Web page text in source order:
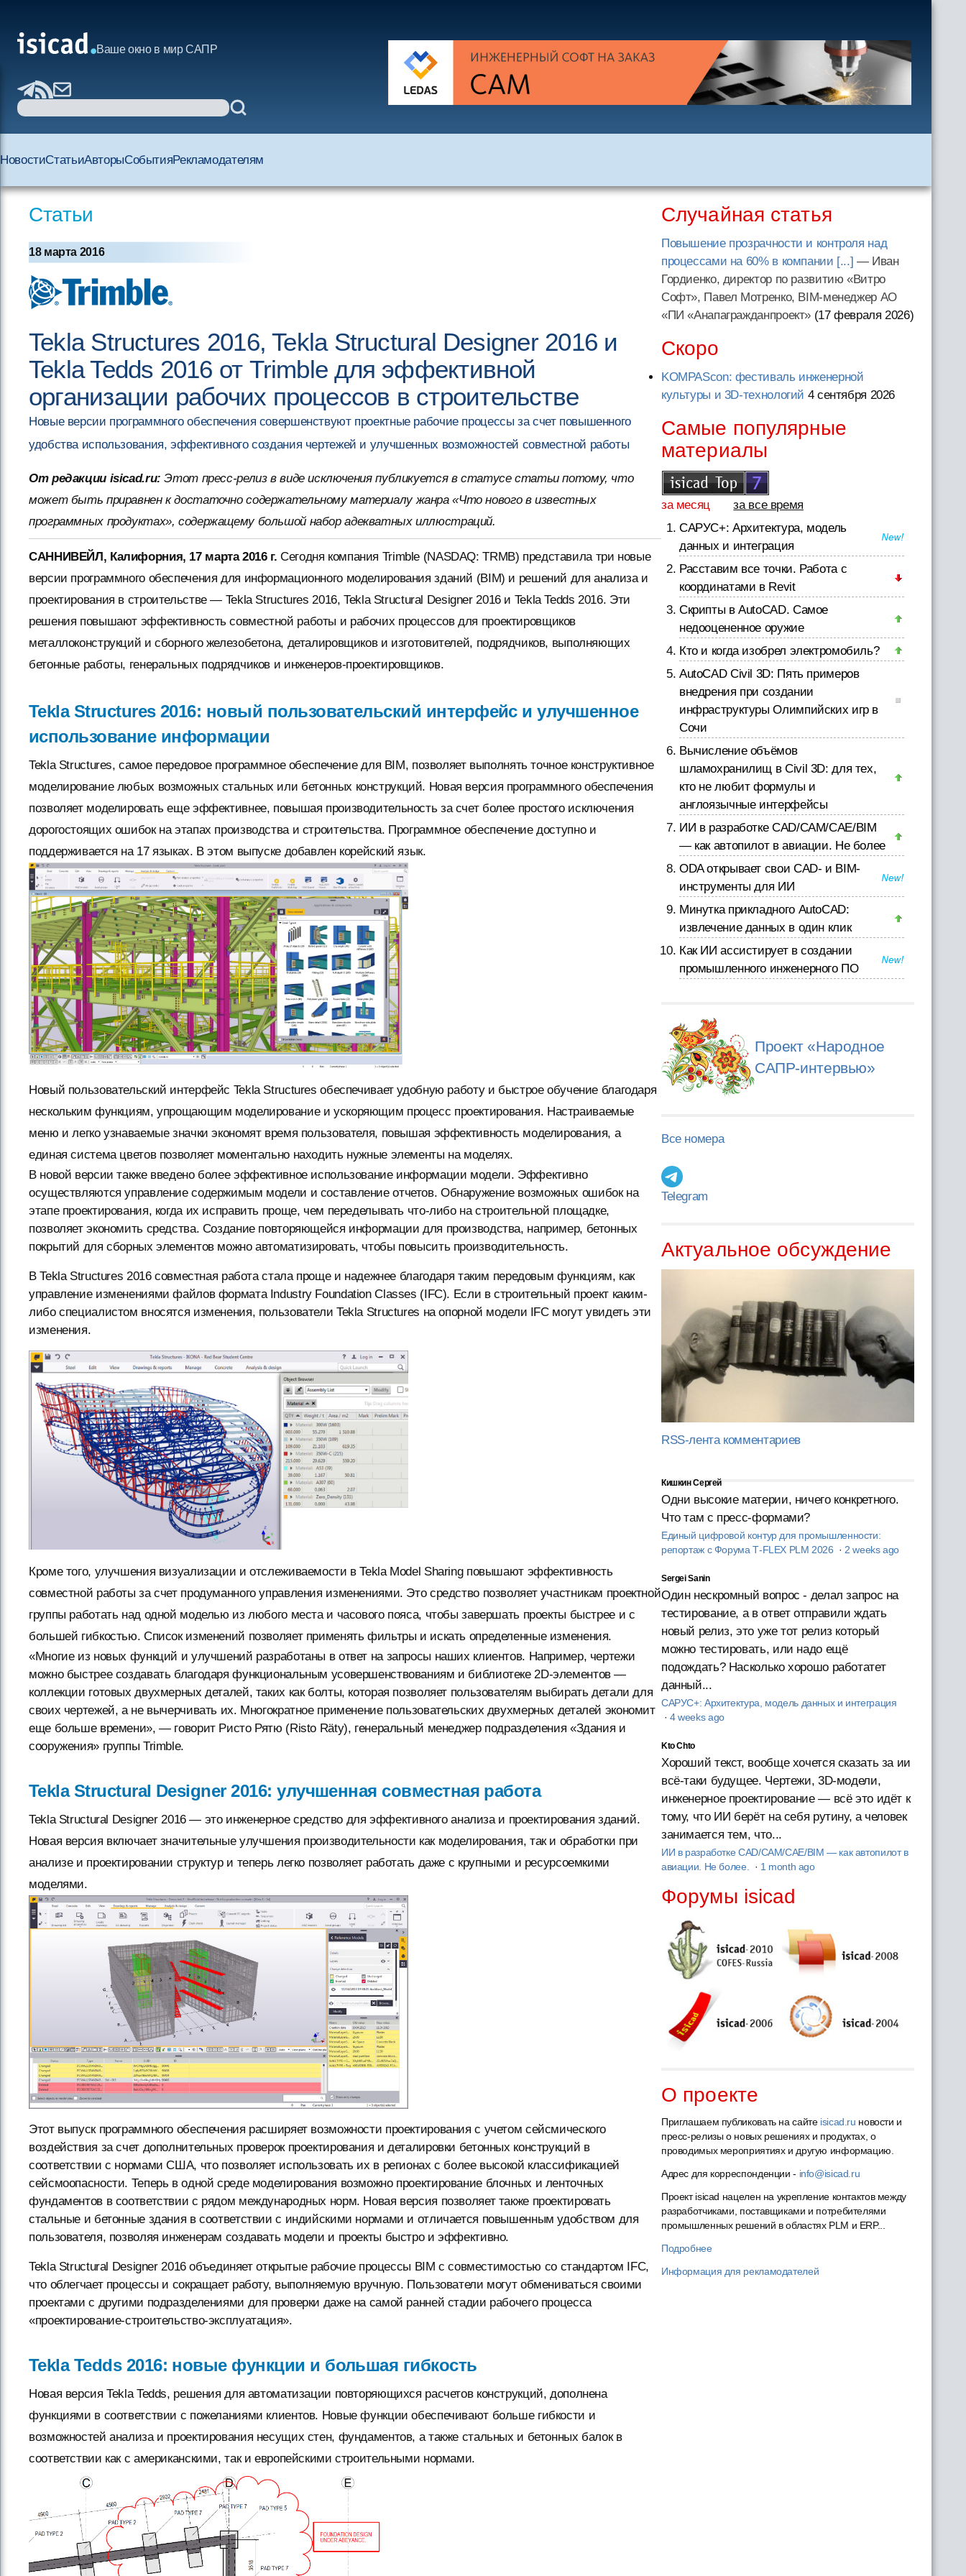
Ваше окно в мир САПР
НовостиСтатьиАвторыСобытияРекламодателям
Статьи
18 марта 2016
Tekla Structures 2016, Tekla Structural Designer 2016 и
Tekla Tedds 2016 от Trimble для эффективной
организации рабочих процессов в строительстве
Новые версии программного обеспечения совершенствуют проектные рабочие процессы за счет повышенного
удобства использования, эффективного создания чертежей и улучшенных возможностей совместной работы
От редакции isicad.ru: Этот пресс-релиз в виде исключения публикуется в статусе статьи потому, что
может быть приравнен к достаточно содержательному материалу жанра «Что нового в известных
программных продуктах», содержащему большой набор адекватных иллюстраций.
САННИВЕЙЛ, Калифорния, 17 марта 2016 г. Сегодня компания Trimble (NASDAQ: TRMB) представила три новые
версии программного обеспечения для информационного моделирования зданий (BIM) и решений для анализа и
проектирования в строительстве — Tekla Structures 2016, Tekla Structural Designer 2016 и Tekla Tedds 2016. Эти
решения повышают эффективность совместной работы и рабочих процессов для проектировщиков
металлоконструкций и сборного железобетона, деталировщиков и изготовителей, подрядчиков, выполняющих
бетонные работы, генеральных подрядчиков и инженеров-проектировщиков.
Tekla Structures 2016: новый пользовательский интерфейс и улучшенное
использование информации
Tekla Structures, самое передовое программное обеспечение для BIM, позволяет выполнять точное конструктивное
моделирование любых возможных стальных или бетонных конструкций. Новая версия программного обеспечения
позволяет моделировать еще эффективнее, повышая производительность за счет более простого исключения
дорогостоящих ошибок на этапах производства и строительства. Программное обеспечение доступно и
поддерживается на 17 языках. В этом выпуске добавлен корейский язык.
Новый пользовательский интерфейс Tekla Structures обеспечивает удобную работу и быстрое обучение благодаря
нескольким функциям, упрощающим моделирование и ускоряющим процесс проектирования. Настраиваемые
меню и легко узнаваемые значки экономят время пользователя, повышая эффективность моделирования, а
единая система цветов позволяет моментально находить нужные элементы на моделях.
В новой версии также введено более эффективное использование информации модели. Эффективно
осуществляются управление содержимым модели и составление отчетов. Обнаружение возможных ошибок на
этапе проектирования, когда их исправить проще, чем переделывать что-либо на строительной площадке,
позволяет экономить средства. Создание повторяющейся информации для производства, например, бетонных
покрытий для сборных элементов можно автоматизировать, чтобы повысить производительность.
В Tekla Structures 2016 совместная работа стала проще и надежнее благодаря таким передовым функциям, как
управление изменениями файлов формата Industry Foundation Classes (IFC). Если в строительный проект каким-
либо специалистом вносятся изменения, пользователи Tekla Structures на опорной модели IFC могут увидеть эти
изменения.
Кроме того, улучшения визуализации и отслеживаемости в Tekla Model Sharing повышают эффективность
совместной работы за счет продуманного управления изменениями. Это средство позволяет участникам проектной
группы работать над одной моделью из любого места и часового пояса, чтобы завершать проекты быстрее и с
большей гибкостью. Список изменений позволяет применять фильтры и искать определенные изменения.
«Многие из новых функций и улучшений разработаны в ответ на запросы наших клиентов. Например, чертежи
можно быстрее создавать благодаря функциональным усовершенствованиям и библиотеке 2D-элементов —
коллекции готовых двухмерных деталей, таких как болты, которая позволяет пользователям выбирать детали для
своих чертежей, а не вычерчивать их. Многократное применение пользовательских двухмерных деталей экономит
еще больше времени», — говорит Ристо Рятю (Risto Räty), генеральный менеджер подразделения «Здания и
сооружения» группы Trimble.
Tekla Structural Designer 2016: улучшенная совместная работа
Tekla Structural Designer 2016 — это инженерное средство для эффективного анализа и проектирования зданий.
Новая версия включает значительные улучшения производительности как моделирования, так и обработки при
анализе и проектировании структур и теперь легко позволяет работать даже с крупными и ресурсоемкими
моделями.
Этот выпуск программного обеспечения расширяет возможности проектирования с учетом сейсмического
воздействия за счет дополнительных проверок проектирования и деталировки бетонных конструкций в
соответствии с нормами США, что позволяет использовать их в регионах с более высокой классификацией
сейсмоопасности. Теперь в одной среде моделирования возможно проектирование блочных и ленточных
фундаментов в соответствии с рядом международных норм. Новая версия позволяет также проектировать
стальные и бетонные здания в соответствии с индийскими нормами и отличается повышенным удобством для
пользователя, позволяя инженерам создавать модели и проекты быстро и эффективно.
Tekla Structural Designer 2016 объединяет открытые рабочие процессы BIM с совместимостью со стандартом IFC,
что облегчает процессы и сокращает работу, выполняемую вручную. Пользователи могут обмениваться своими
проектами с другими подразделениями для проверки даже на самой ранней стадии рабочего процесса
«проектирование-строительство-эксплуатация».
Tekla Tedds 2016: новые функции и большая гибкость
Новая версия Tekla Tedds, решения для автоматизации повторяющихся расчетов конструкций, дополнена
функциями в соответствии с пожеланиями клиентов. Новые функции обеспечивают больше гибкости и
возможностей анализа и проектирования несущих стен, фундаментов, а также стальных и бетонных балок в
соответствии как с американскими, так и европейскими строительными нормами.
Случайная статья
Повышение прозрачности и контроля над
процессами на 60% в компании [...] — Иван
Гордиенко, директор по развитию «Витро
Софт», Павел Мотренко, BIM-менеджер АО
«ПИ «Анапагражданпроект» (17 февраля 2026)
Скоро
KOMPAScon: фестиваль инженерной
культуры и 3D-технологий 4 сентября 2026
Самые популярные
материалы
за месяц
за все время
САРУС+: Архитектура, модель
данных и интеграция
Расставим все точки. Работа с
координатами в Revit
Скрипты в AutoCAD. Самое
недооцененное оружие
Кто и когда изобрел электромобиль?
AutoCAD Civil 3D: Пять примеров
внедрения при создании
инфраструктуры Олимпийских игр в
Сочи
Вычисление объёмов
шламохранилищ в Civil 3D: для тех,
кто не любит формулы и
англоязычные интерфейсы
ИИ в разработке CAD/CAM/CAE/BIM
— как автопилот в авиации. Не более
ODA открывает свои CAD- и BIM-
инструменты для ИИ
Минутка прикладного AutoCAD:
извлечение данных в один клик
Как ИИ ассистирует в создании
промышленного инженерного ПО
Проект «Народное
САПР-интервью»
Все номера
Telegram
Актуальное обсуждение
RSS-лента комментариев
Кишкин Сергей
Одни высокие материи, ничего конкретного.
Что там с пресс-формами?
Единый цифровой контур для промышленности:
репортаж с Форума T‑FLEX PLM 2026 · 2 weeks ago
Sergei Sanin
Один нескромный вопрос - делал запрос на
тестирование, а в ответ отправили ждать
новый релиз, это уже тот релиз который
можно тестировать, или надо ещё
подождать? Насколько хорошо работатет
данный...
САРУС+: Архитектура, модель данных и интеграция
· 4 weeks ago
Kto Chto
Хороший текст, вообще хочется сказать за ии
всё-таки будущее. Чертежи, 3D-модели,
инженерное проектирование — всё это идёт к
тому, что ИИ берёт на себя рутину, а человек
занимается тем, что...
ИИ в разработке CAD/CAM/CAE/BIM — как автопилот в
авиации. Не более.
· 1 month ago
Форумы isicad
О проекте
Приглашаем публиковать на сайте isicad.ru новости и
пресс-релизы о новых решениях и продуктах, о
проводимых мероприятиях и другую информацию.
Адрес для корреспонденции - info@isicad.ru
Проект isicad нацелен на укрепление контактов между
разработчиками, поставщиками и потребителями
промышленных решений в областях PLM и ERP...
Подробнее
Информация для рекламодателей